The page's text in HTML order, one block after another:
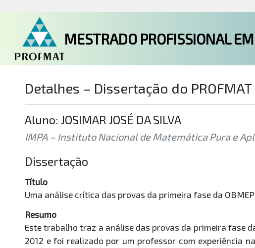
MESTRADO PROFISSIONAL
Detalhes – Dissertação do PROFMAT
Aluno: JOSIMAR JOSÉ DA SILVA
IMPA – Instituto Nacional de Matemática Pura e
Dissertação
Título
Uma análise crítica das provas da primeira fase da
Resumo
Este trabalho traz a análise das provas da primeira fase
2012 e foi realizado por um professor com experiência